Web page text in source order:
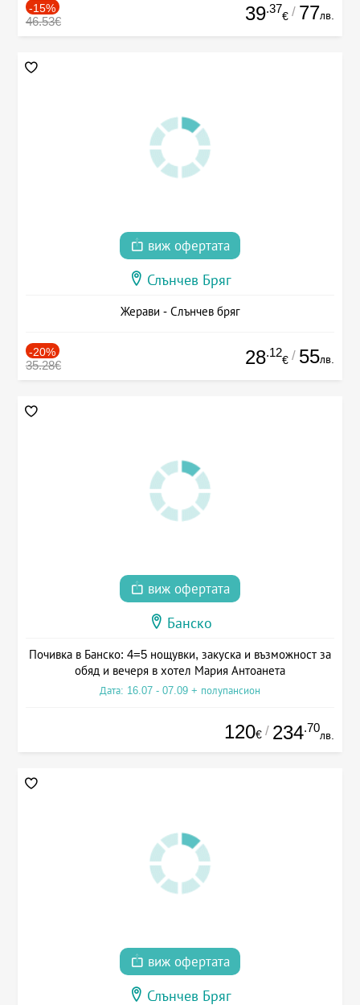
-15%
46.53€ 39.37
€ / 77лв.
виж офертата
Слънчев Бряг
Жерави - Слънчев бряг
-20%
35.28€ 28.12
€ / 55лв.
виж офертата
Банско
Почивка в Банско: 4=5 нощувки, закуска и възможност за
обяд и вечеря в хотел Мария Антоанета
Дата: 16.07 - 07.09 + полупансион
120€ / 234.70
лв.
виж офертата
Слънчев Бряг